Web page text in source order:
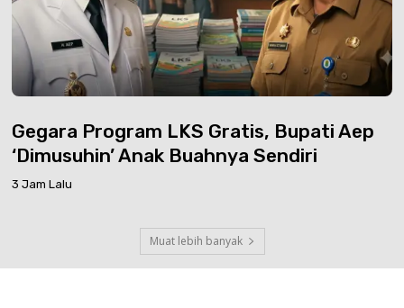
Gegara Program LKS Gratis, Bupati Aep
‘Dimusuhin’ Anak Buahnya Sendiri
3 Jam Lalu
Muat lebih banyak